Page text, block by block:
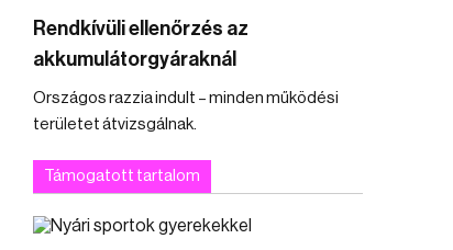
Rendkívüli ellenőrzés az
akkumulátorgyáraknál
Országos razzia indult – minden működési
területet átvizsgálnak.
Támogatott tartalom